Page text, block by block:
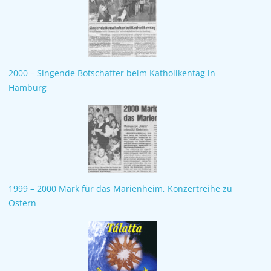
2000 – Singende Botschafter beim Katholikentag in
Hamburg
1999 – 2000 Mark für das Marienheim, Konzertreihe zu
Ostern